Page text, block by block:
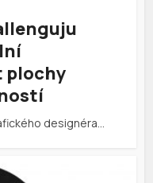
plochy
designéra…